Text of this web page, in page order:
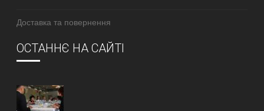
Доставка та повернення
ОСТАННЄ НА САЙТІ